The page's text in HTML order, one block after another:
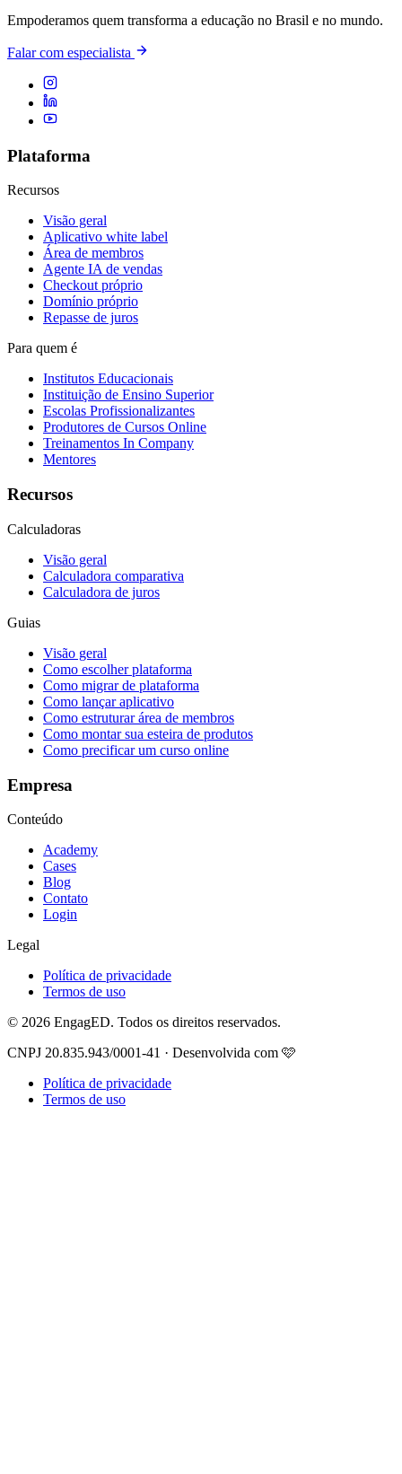
Empoderamos quem transforma a educação no Brasil e no mundo.
Falar com especialista
Plataforma
Recursos
Visão geral
Aplicativo white label
Área de membros
Agente IA de vendas
Checkout próprio
Domínio próprio
Repasse de juros
Para quem é
Institutos Educacionais
Instituição de Ensino Superior
Escolas Profissionalizantes
Produtores de Cursos Online
Treinamentos In Company
Mentores
Recursos
Calculadoras
Visão geral
Calculadora comparativa
Calculadora de juros
Guias
Visão geral
Como escolher plataforma
Como migrar de plataforma
Como lançar aplicativo
Como estruturar área de membros
Como montar sua esteira de produtos
Como precificar um curso online
Empresa
Conteúdo
Academy
Cases
Blog
Contato
Login
Legal
Política de privacidade
Termos de uso
© 2026 EngagED. Todos os direitos reservados.
CNPJ 20.835.943/0001-41 · Desenvolvida com 🩷
Política de privacidade
Termos de uso